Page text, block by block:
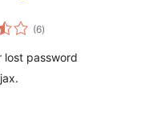
(6전
체
점
)
lost password